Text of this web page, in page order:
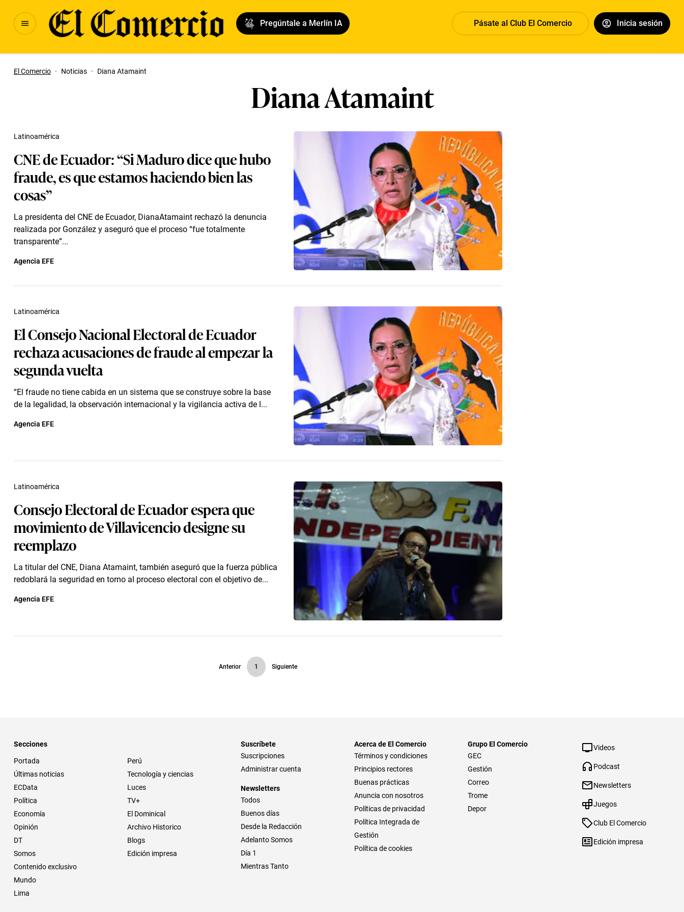
Pregúntale a Merlín IA Pásate al Club El Comercio Inicia sesión
El Comercio · Noticias · Diana Atamaint
Diana Atamaint
CNE de Ecuador: “Si Maduro dice que hubo
fraude, es que estamos haciendo bien las
cosas”
La presidenta del CNE de Ecuador, DianaAtamaint rechazó la denuncia
realizada por González y aseguró que el proceso “fue totalmente
transparente”...
Latinoamérica
Agencia EFE
El Consejo Nacional Electoral de Ecuador
rechaza acusaciones de fraude al empezar la
segunda vuelta
“El fraude no tiene cabida en un sistema que se construye sobre la base
de la legalidad, la observación internacional y la vigilancia activa de l...
Latinoamérica
Agencia EFE
Consejo Electoral de Ecuador espera que
movimiento de Villavicencio designe su
reemplazo
La titular del CNE, Diana Atamaint, también aseguró que la fuerza pública
redoblará la seguridad en torno al proceso electoral con el objetivo de...
Latinoamérica
Agencia EFE
Anterior 1 Siguiente
Secciones
Portada
Últimas noticias
ECData
Política
Economía
Opinión
DT
Somos
Contenido exclusivo
Mundo
Lima
Perú
Tecnología y ciencias
Luces
TV+
El Dominical
Archivo Historico
Blogs
Edición impresa
Suscríbete
Suscripciones
Administrar cuenta
Newsletters
Todos
Buenos días
Desde la Redacción
Adelanto Somos
Día 1
Mientras Tanto
Acerca de El Comercio
Términos y condiciones
Principios rectores
Buenas prácticas
Anuncia con nosotros
Políticas de privacidad
Política Integrada de
Gestión
Política de cookies
Grupo El Comercio
GEC
Gestión
Correo
Trome
Depor
Videos
Podcast
Newsletters
Juegos
Club El Comercio
Edición impresa